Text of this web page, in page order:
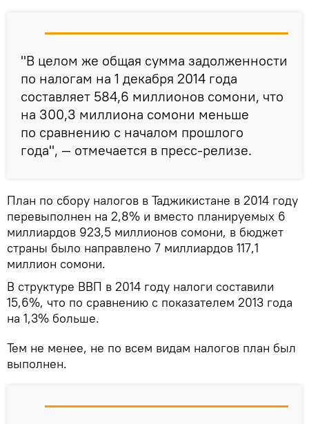
"В целом же общая сумма задолженности
по налогам на 1 декабря 2014 года
составляет 584,6 миллионов сомони, что
на 300,3 миллиона сомони меньше
по сравнению с началом прошлого
года", — отмечается в пресс-релизе.
План по сбору налогов в Таджикистане в 2014 году
перевыполнен на 2,8% и вместо планируемых 6
миллиардов 923,5 миллионов сомони, в бюджет
страны было направлено 7 миллиардов 117,1
миллион сомони.
В структуре ВВП в 2014 году налоги составили
15,6%, что по сравнению с показателем 2013 года
на 1,3% больше.
Тем не менее, не по всем видам налогов план был
выполнен.